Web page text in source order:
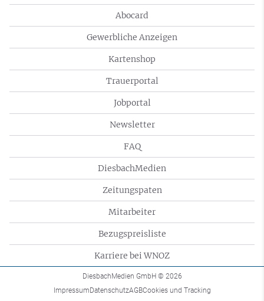
Abocard
Gewerbliche Anzeigen
Kartenshop
Trauerportal
Jobportal
Newsletter
FAQ
DiesbachMedien
Zeitungspaten
Mitarbeiter
Bezugspreisliste
Karriere bei WNOZ
DiesbachMedien GmbH © 2026
ImpressumDatenschutzAGBCookies und Tracking